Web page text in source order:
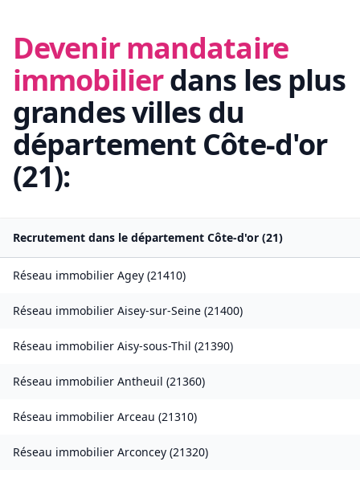
Devenir mandataire
immobilierdans les plus
grandes villes du
département Côte-d'or
(21):
Recrutement dans le département Côte-d'or (21)
Réseau immobilier Agey (21410)
Réseau immobilier Aisey-sur-Seine (21400)
Réseau immobilier Aisy-sous-Thil (21390)
Réseau immobilier Antheuil (21360)
Réseau immobilier Arceau (21310)
Réseau immobilier Arconcey (21320)